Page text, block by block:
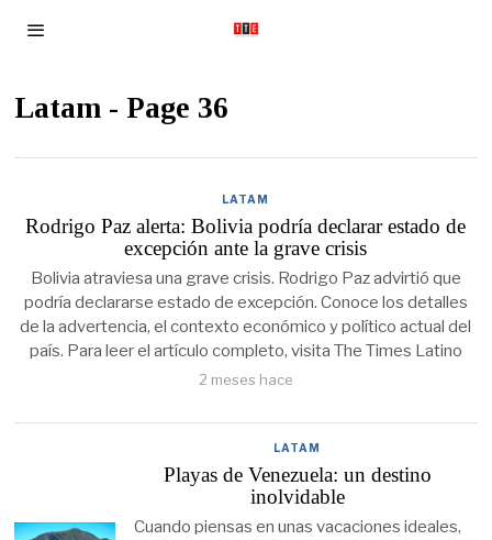
Latam - Page 36
LATAM
Rodrigo Paz alerta: Bolivia podría declarar estado de
excepción ante la grave crisis
Bolivia atraviesa una grave crisis. Rodrigo Paz advirtió que
podría declararse estado de excepción. Conoce los detalles
de la advertencia, el contexto económico y político actual del
país. Para leer el artículo completo, visita The Times Latino
2 meses hace
LATAM
Playas de Venezuela: un destino
inolvidable
Cuando piensas en unas vacaciones ideales,